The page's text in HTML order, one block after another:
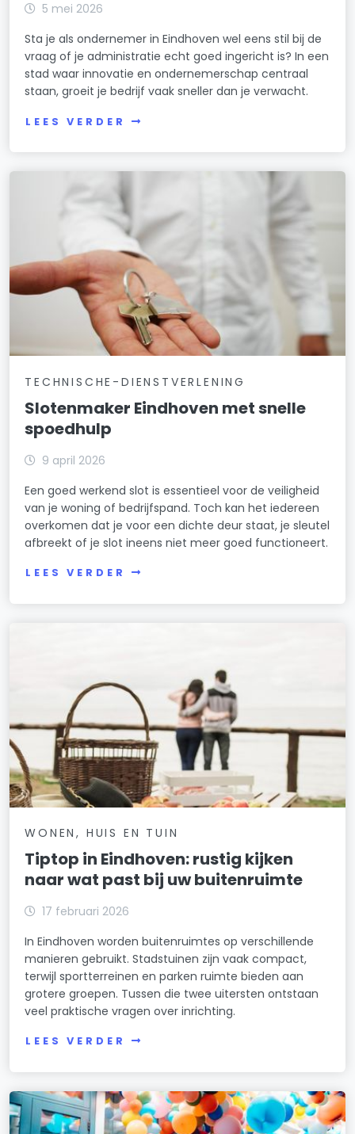
5 mei 2026
Sta je als ondernemer in Eindhoven wel eens stil bij de
vraag of je administratie echt goed ingericht is? In een
stad waar innovatie en ondernemerschap centraal
staan, groeit je bedrijf vaak sneller dan je verwacht.
LEES VERDER
TECHNISCHE-DIENSTVERLENING
Slotenmaker Eindhoven met snelle
spoedhulp
9 april 2026
Een goed werkend slot is essentieel voor de veiligheid
van je woning of bedrijfspand. Toch kan het iedereen
overkomen dat je voor een dichte deur staat, je sleutel
afbreekt of je slot ineens niet meer goed functioneert.
LEES VERDER
WONEN, HUIS EN TUIN
Tiptop in Eindhoven: rustig kijken
naar wat past bij uw buitenruimte
17 februari 2026
In Eindhoven worden buitenruimtes op verschillende
manieren gebruikt. Stadstuinen zijn vaak compact,
terwijl sportterreinen en parken ruimte bieden aan
grotere groepen. Tussen die twee uitersten ontstaan
veel praktische vragen over inrichting.
LEES VERDER